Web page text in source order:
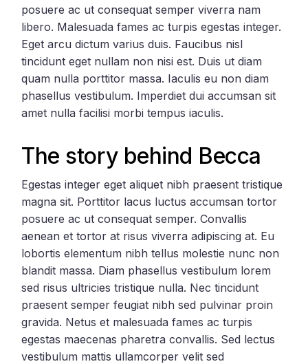
posuere ac ut consequat semper viverra nam
libero. Malesuada fames ac turpis egestas integer.
Eget arcu dictum varius duis. Faucibus nisl
tincidunt eget nullam non nisi est. Duis ut diam
quam nulla porttitor massa. Iaculis eu non diam
phasellus vestibulum. Imperdiet dui accumsan sit
amet nulla facilisi morbi tempus iaculis.
The story behind Becca
Egestas integer eget aliquet nibh praesent tristique
magna sit. Porttitor lacus luctus accumsan tortor
posuere ac ut consequat semper. Convallis
aenean et tortor at risus viverra adipiscing at. Eu
lobortis elementum nibh tellus molestie nunc non
blandit massa. Diam phasellus vestibulum lorem
sed risus ultricies tristique nulla. Nec tincidunt
praesent semper feugiat nibh sed pulvinar proin
gravida. Netus et malesuada fames ac turpis
egestas maecenas pharetra convallis. Sed lectus
vestibulum mattis ullamcorper velit sed